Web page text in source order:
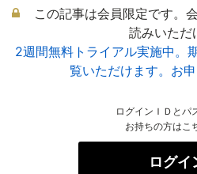
この記事は会員限定です。
読みいただ
2週間無料トライアル実施中。
覧いただけます。お
ログインＩＤとパ
お持ちの方はこ
ログイ